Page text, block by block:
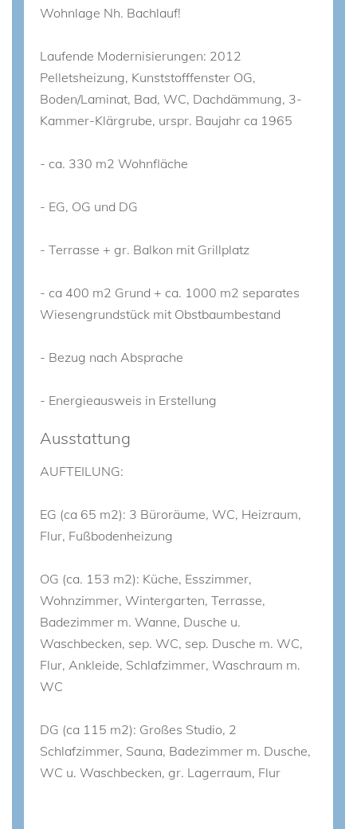
Wohnlage Nh. Bachlauf!
Laufende Modernisierungen: 2012
Pelletsheizung, Kunststofffenster OG,
Boden/Laminat, Bad, WC, Dachdämmung, 3-
Kammer-Klärgrube, urspr. Baujahr ca 1965
- ca. 330 m2 Wohnfläche
- EG, OG und DG
- Terrasse + gr. Balkon mit Grillplatz
- ca 400 m2 Grund + ca. 1000 m2 separates
Wiesengrundstück mit Obstbaumbestand
- Bezug nach Absprache
- Energieausweis in Erstellung
Ausstattung
AUFTEILUNG:
EG (ca 65 m2): 3 Büroräume, WC, Heizraum,
Flur, Fußbodenheizung
OG (ca. 153 m2): Küche, Esszimmer,
Wohnzimmer, Wintergarten, Terrasse,
Badezimmer m. Wanne, Dusche u.
Waschbecken, sep. WC, sep. Dusche m. WC,
Flur, Ankleide, Schlafzimmer, Waschraum m.
WC
DG (ca 115 m2): Großes Studio, 2
Schlafzimmer, Sauna, Badezimmer m. Dusche,
WC u. Waschbecken, gr. Lagerraum, Flur